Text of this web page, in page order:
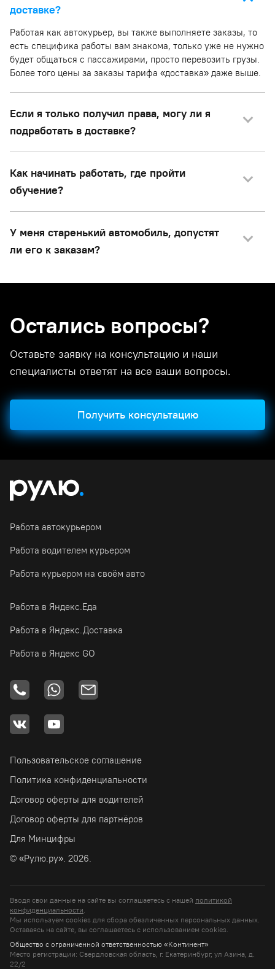
доставке?
Работая как автокурьер, вы также выполняете заказы, то
есть специфика работы вам знакома, только уже не нужно
будет общаться с пассажирами, просто перевозить грузы.
Более того цены за заказы тарифа «доставка» даже выше.
Если я только получил права, могу ли я
подработать в доставке?
Как начинать работать, где пройти
обучение?
У меня старенький автомобиль, допустят
ли его к заказам?
Остались вопросы?
Оставьте заявку на консультацию и наши
специалисты ответят на все ваши вопросы.
Получить консультацию
Работа автокурьером
Работа водителем курьером
Работа курьером на своём авто
Работа в Яндекс.Еда
Работа в Яндекс.Доставка
Работа в Яндекс GO
Пользовательское соглашение
Политика конфиденциальности
Договор оферты для водителей
Договор оферты для партнёров
Для Минцифры
© «Рулю.ру». 2026.
Вводя свои данные на сайте вы соглашаетесь с нашей политикой
конфиденциальности
Мы используем cookies для сбора обезличенных персональных данных.
Оставаясь на сайте, вы соглашаетесь c использованием cookies.
Общество с ограниченной ответственностью «Континент»
Место регистрации: Свердловская область, г. Екатеринбург, ул Азина, д.
22/2